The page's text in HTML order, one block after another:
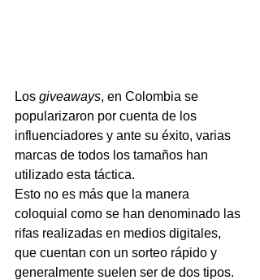
Los giveaways, en Colombia se
popularizaron por cuenta de los
influenciadores y ante su éxito, varias
marcas de todos los tamaños han
utilizado esta táctica.
Esto no es más que la manera
coloquial como se han denominado las
rifas realizadas en medios digitales,
que cuentan con un sorteo rápido y
generalmente suelen ser de dos tipos.